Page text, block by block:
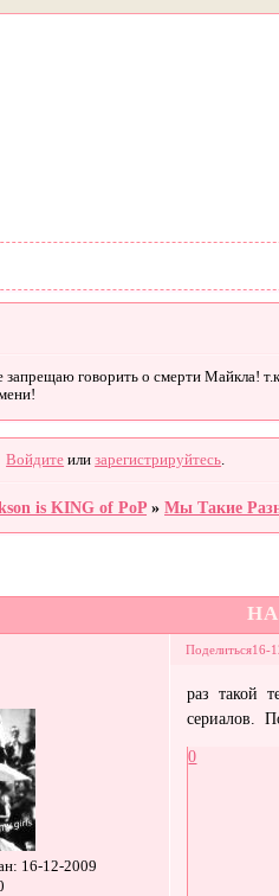
говорить о смерти Майкла!
Войдите илизарегистрируйтесь
is KING of PoP »Мы Такие
Поделиться16-
: 16-12-2009
раз такой
сериалов.
0